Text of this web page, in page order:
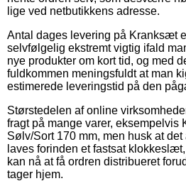
lige ved netbutikkens adresse.
Antal dages levering på Kranksæt
selvfølgelig ekstremt vigtig ifald
nye produkter om kort tid, og med
fuldkommen meningsfuldt at man
estimerede leveringstid på den
Størstedelen af online
fragt på mange varer, eksempelvis
Sølv/Sort 170 mm, men husk at
laves forinden et fastsat
kan nå at få ordren distribueret
tager hjem.